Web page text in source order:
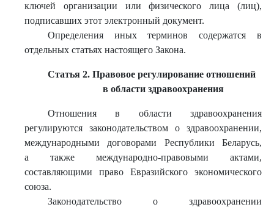
ключей организации или физического лица (лиц),
подписавших этот электронный документ.
Определения иных терминов содержатся в
отдельных статьях настоящего Закона.
Статья 2. Правовое регулирование отношений
в области здравоохранения
Отношения в области здравоохранения
регулируются законодательством о здравоохранении,
международными договорами Республики Беларусь,
а также международно-правовыми актами,
составляющими право Евразийского экономического
союза.
Законодательство о здравоохранении